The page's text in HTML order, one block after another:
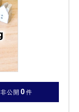
非公開 0 件